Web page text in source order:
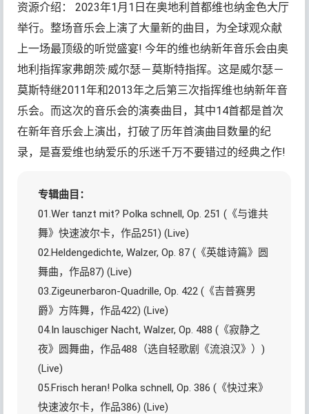
资源介绍： 2023年1月1日在奥地利首都维也纳金色大厅
举行。整场音乐会上演了大量新的曲目，为全球观众献
上一场最顶级的听觉盛宴! 今年的维也纳新年音乐会由奥
地利指挥家弗朗茨·威尔瑟－莫斯特指挥。这是威尔瑟－
莫斯特继2011年和2013年之后第三次指挥维也纳新年音
乐会。而这次的音乐会的演奏曲目，其中14首都是首次
在新年音乐会上演出，打破了历年首演曲目数量的纪
录，是喜爱维也纳爱乐的乐迷千万不要错过的经典之作!
专辑曲目：
01.Wer tanzt mit? Polka schnell, Op. 251 (《与谁共
舞》快速波尔卡，作品251) (Live)
02.Heldengedichte, Walzer, Op. 87 (《英雄诗篇》圆
舞曲，作品87) (Live)
03.Zigeunerbaron-Quadrille, Op. 422 (《吉普赛男
爵》方阵舞，作品422) (Live)
04.In lauschiger Nacht, Walzer, Op. 488 (《寂静之
夜》圆舞曲，作品488（选自轻歌剧《流浪汉》）)
(Live)
05.Frisch heran! Polka schnell, Op. 386 (《快过来》
快速波尔卡，作品386) (Live)